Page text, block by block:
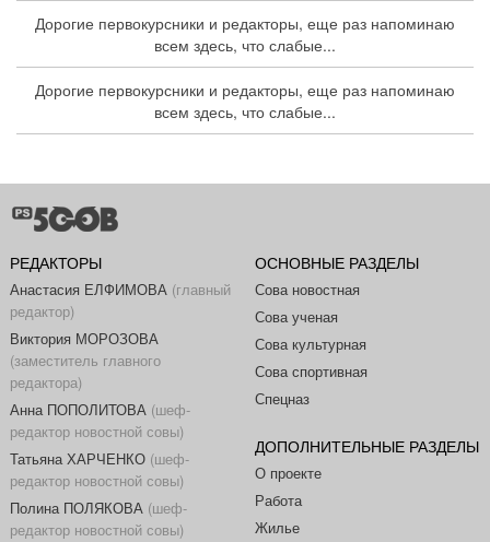
Дорогие первокурсники и редакторы, еще раз напоминаю
всем здесь, что слабые...
Дорогие первокурсники и редакторы, еще раз напоминаю
всем здесь, что слабые...
РЕДАКТОРЫ
Анастасия ЕЛФИМОВА(главный
редактор)
Виктория МОРОЗОВА
(заместитель главного
редактора)
Анна ПОПОЛИТОВА(шеф-
редактор новостной совы)
Татьяна ХАРЧЕНКО(шеф-
редактор новостной совы)
Полина ПОЛЯКОВА(шеф-
редактор новостной совы)
ОСНОВНЫЕ РАЗДЕЛЫ
Сова новостная
Сова ученая
Сова культурная
Сова спортивная
Спецназ
ДОПОЛНИТЕЛЬНЫЕ РАЗДЕЛЫ
О проекте
Работа
Жилье